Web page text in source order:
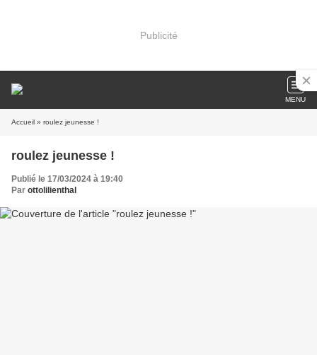
Publicité
MENU
Accueil » roulez jeunesse !
roulez jeunesse !
Publié le 17/03/2024 à 19:40
Par ottolilienthal